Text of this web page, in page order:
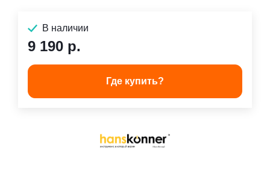
В наличии
9 190 р.
Где купить?